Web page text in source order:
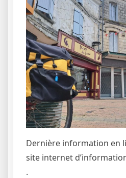
Dernière information en
site internet
.